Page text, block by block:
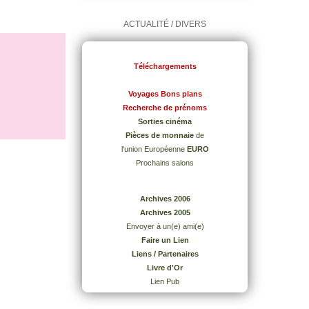
ACTUALITÉ / DIVERS
Téléchargements
Voyages Bons plans
Recherche de prénoms
Sorties cinéma
Pièces de monnaie de
l'union Européenne EURO
Prochains salons
Archives 2006
Archives 2005
Envoyer à un(e) ami(e)
Faire un Lien
Liens / Partenaires
Livre d'Or
Lien Pub